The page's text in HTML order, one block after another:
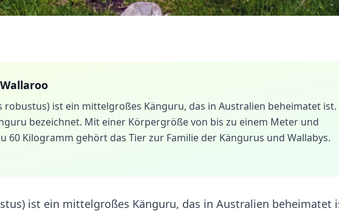
Wallaroo
robustus) ist ein mittelgroßes Känguru, das in Australien beheimatet ist.
bezeichnet. Mit einer Körpergröße von bis zu einem Meter und
60 Kilogramm gehört das Tier zur Familie der Kängurus und Wallabys.
ist ein mittelgroßes Känguru, das in Australien beheimatet